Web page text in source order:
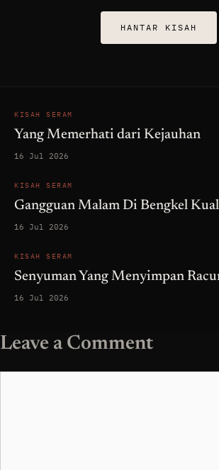
HANTAR KISAH
KISAH SERAM
Yang Memerhati dari Kejauhan
16 Jul 2026
KISAH SERAM
Gangguan Malam Di Bengkel
16 Jul 2026
KISAH SERAM
Senyuman Yang Menyimpan
16 Jul 2026
Leave a Comment